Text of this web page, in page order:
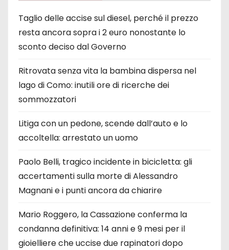
Taglio delle accise sul diesel, perché il prezzo
resta ancora sopra i 2 euro nonostante lo
sconto deciso dal Governo
Ritrovata senza vita la bambina dispersa nel
lago di Como: inutili ore di ricerche dei
sommozzatori
Litiga con un pedone, scende dall’auto e lo
accoltella: arrestato un uomo
Paolo Belli, tragico incidente in bicicletta: gli
accertamenti sulla morte di Alessandro
Magnani e i punti ancora da chiarire
Mario Roggero, la Cassazione conferma la
condanna definitiva: 14 anni e 9 mesi per il
gioielliere che uccise due rapinatori dopo